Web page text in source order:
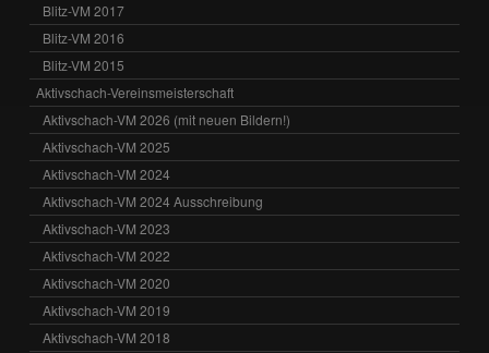
Blitz-VM 2017
Blitz-VM 2016
Blitz-VM 2015
Aktivschach-Vereinsmeisterschaft
Aktivschach-VM 2026 (mit neuen Bildern!)
Aktivschach-VM 2025
Aktivschach-VM 2024
Aktivschach-VM 2024 Ausschreibung
Aktivschach-VM 2023
Aktivschach-VM 2022
Aktivschach-VM 2020
Aktivschach-VM 2019
Aktivschach-VM 2018